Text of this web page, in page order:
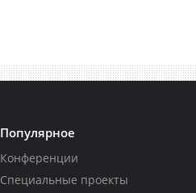
Популярное
Конференции
Специальные проекты